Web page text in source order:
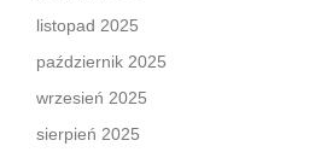
listopad 2025
październik 2025
wrzesień 2025
sierpień 2025